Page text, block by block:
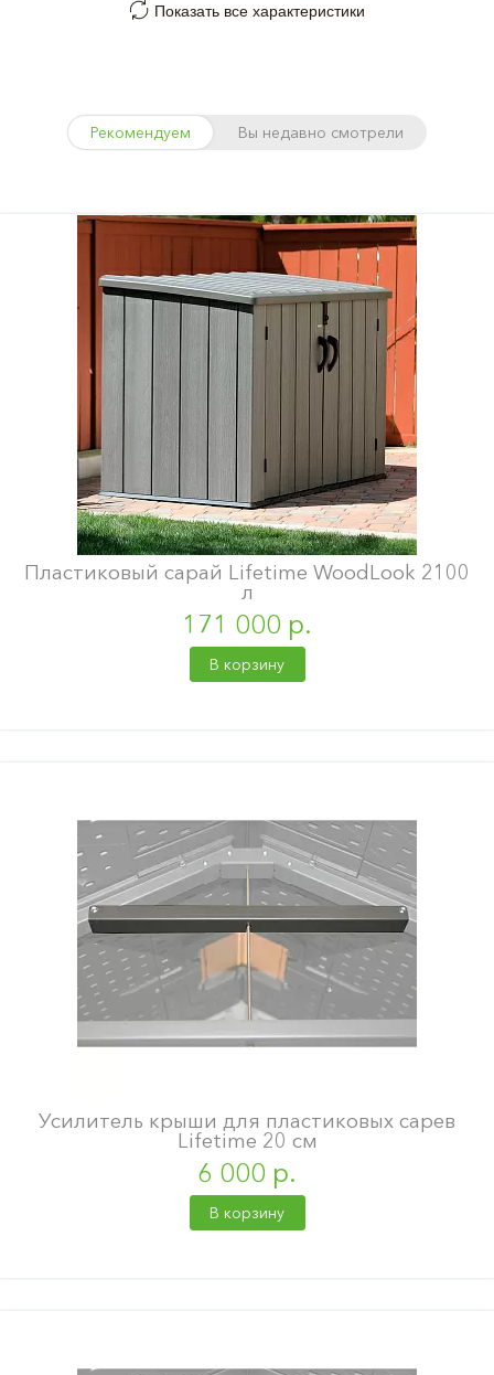
Показать все характеристики
Рекомендуем Вы недавно смотрели
Пластиковый сарай Lifetime WoodLook 2100
л
171 000 р.
В корзину
Усилитель крыши для пластиковых сарев
Lifetime 20 см
6 000 р.
В корзину